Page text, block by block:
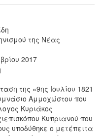
της Νέας
2017
της «9ης Ιουλίου 1821
Αμμοχώστου που
Κυριάκος
Κυπριανού που
υποδύθηκε ο μετέπειτα